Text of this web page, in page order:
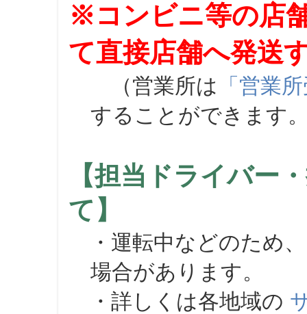
※コンビニ等の店
て直接店舗へ発送
（営業所は 「営業
することができます
【担当ドライバー
て】
・運転中などのため
場合があります。
・詳しくは各地域の